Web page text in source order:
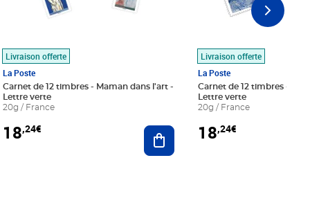
au panier
Livraison offerte
La Poste
Carnet de 12 timbres - Maman dans l'art -
Lettre verte
20g / France
18,24€ Ajouter au panier
Livraison offerte
La Poste
Carnet de 12 timbres - Le
Lettre verte
20g / France
18,24€